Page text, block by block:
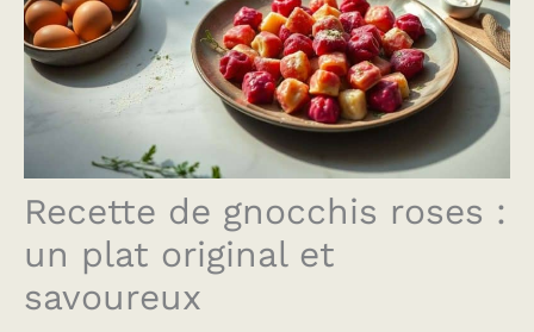
Recette de gnocchis roses :
un plat original et
savoureux